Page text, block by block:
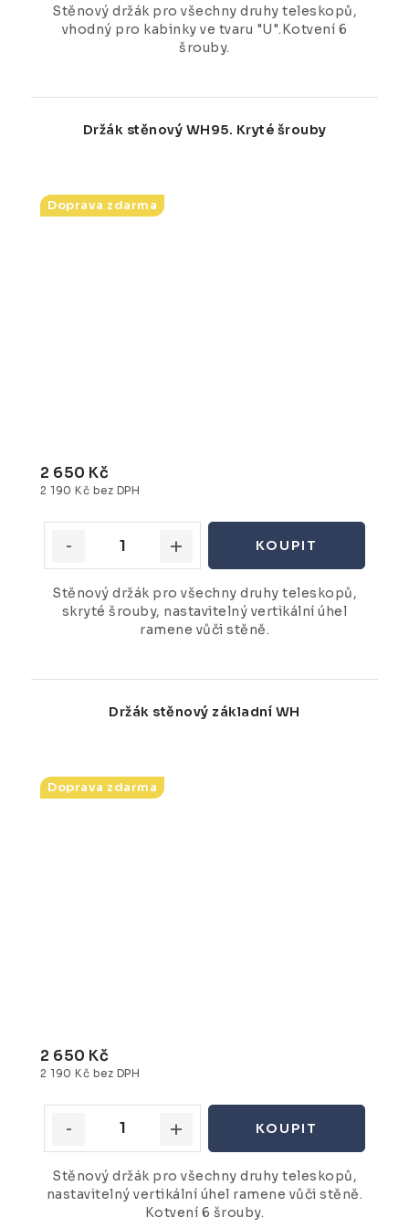
Stěnový držák pro všechny druhy teleskopů,
vhodný pro kabinky ve tvaru "U".Kotvení 6
šrouby.
Držák stěnový WH95. Kryté šrouby
Doprava zdarma
2 190 Kč bez DPH
2 650 Kč
Stěnový držák pro všechny druhy teleskopů,
skryté šrouby, nastavitelný vertikální úhel
ramene vůči stěně.
Držák stěnový základní WH
Doprava zdarma
2 190 Kč bez DPH
2 650 Kč
Stěnový držák pro všechny druhy teleskopů,
nastavitelný vertikální úhel ramene vůči stěně.
Kotvení 6 šrouby.